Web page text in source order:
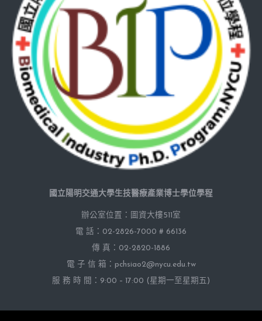
國立陽明交通大學生技醫療產業博士學位學程
辦公室位置：圖資大樓511室
電 話：02-2826-7000 # 66136
傳 真：02-2820-1886
電 子 信 箱：pchsiao2@nycu.edu.tw
服 務 時 間：9:00 – 17:00 (星期一至星期五)